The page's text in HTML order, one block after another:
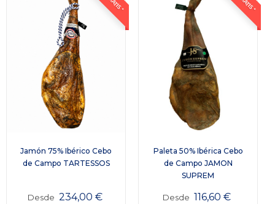
Jamón 75% Ibérico Cebo
de Campo TARTESSOS
Desde 234,00 €
Paleta 50% Ibérica Cebo
de Campo JAMON
SUPREM
Desde 116,60€